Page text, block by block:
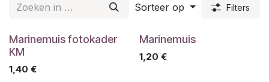
Sorteer op Filters
Marinemuis fotokader
KM
1,40 €
Marinemuis
1,20 €